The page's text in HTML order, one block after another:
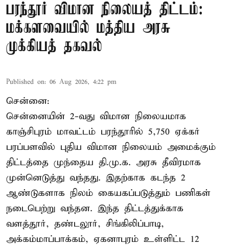
பரந்தூர் விமான நிலையத் திட்டம்:
மக்களவையில் மத்திய அரசு
முக்கியத் தகவல்
Published on: 06 Aug 2026, 4:22 pm
சென்னை:
சென்னையின் 2-வது விமான நிலையமாக
காஞ்சிபுரம் மாவட்டம் பரந்தூரில் 5,750 ஏக்கர்
பரப்பளவில் புதிய விமான நிலையம் அமைக்கும்
திட்டத்தை முந்தைய தி.மு.க. அரசு தீவிரமாக
முன்னெடுத்து வந்தது. இதற்காக கடந்த 2
ஆண்டுகளாக நிலம் கையகப்படுத்தும் பணிகள்
நடைபெற்று வந்தன. இந்த திட்டத்துக்காக
வளத்தூர், தண்டலூர், சிங்கிலிப்பாடி,
அக்கம்மாப்பாக்கம், ஏகனாபுரம் உள்ளிட்ட 12